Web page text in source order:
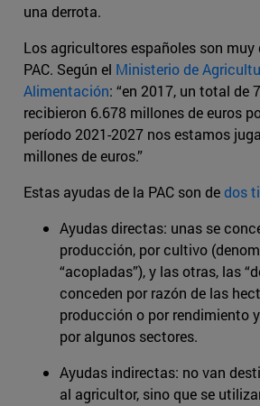
una derrota.
Los agricultores españoles son muy
PAC. Según el Ministerio de
Alimentación: “en 2017, un total de
recibieron 6.678 millones de euros
período 2021-2027 nos estamos
millones de euros.”
Estas ayudas de la PAC son dedos
Ayudas directas: unas se
producción, por cultivo
“acopladas”), y las otras, las
conceden por razón de las
producción o por rendimiento
por algunos sectores.
Ayudas indirectas: no van
al agricultor, sino que se